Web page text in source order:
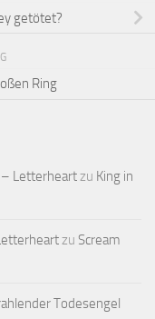
getötet?
Ring
– Letterheartzu King in
zu Scream
Todesengel